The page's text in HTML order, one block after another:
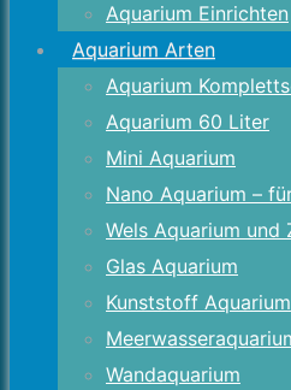
Aquarium Einrichten
Aquarium Arten
Aquarium
Aquarium 60 Liter
Mini Aquarium
Nano Aquarium –
Wels Aquarium und
Glas Aquarium
Kunststoff Aquarium
Wandaquarium